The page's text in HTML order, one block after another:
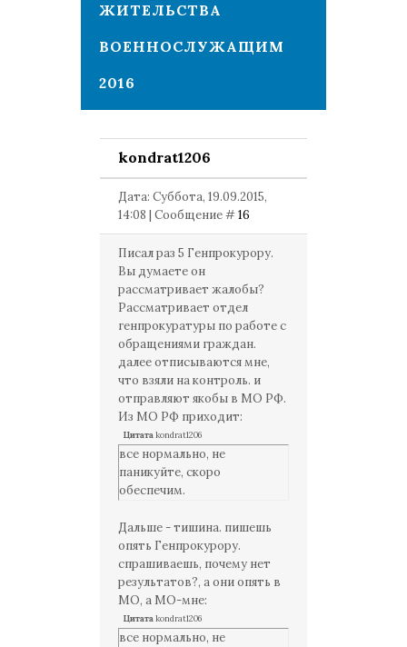
ЖИТЕЛЬСТВА
ВОЕННОСЛУЖАЩИМ
2016
kondrat1206
Дата: Суббота, 19.09.2015,
14:08 | Сообщение #16
Писал раз 5 Генпрокурору.
Вы думаете он
рассматривает жалобы?
Рассматривает отдел
генпрокуратуры по работе с
обращениями граждан.
далее отписываются мне,
что взяли на контроль. и
отправляют якобы в МО РФ.
Из МО РФ приходит:
Цитатаkondrat1206
все нормально, не
паникуйте, скоро
обеспечим.
Дальше - тишина. пишешь
опять Генпрокурору.
спрашиваешь, почему нет
результатов?, а они опять в
МО, а МО-мне:
Цитатаkondrat1206
все нормально, не